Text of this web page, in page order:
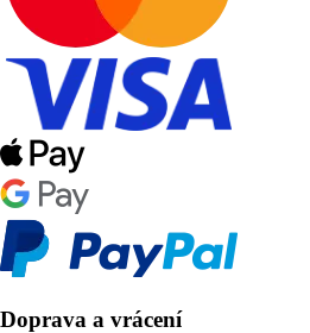
Doprava a vrácení